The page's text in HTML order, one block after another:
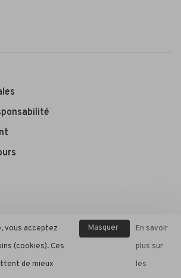
André Cycle et Sport
vous acceptez
(cookies). Ces
de mieux
Masquer
En savoir
plus sur
les